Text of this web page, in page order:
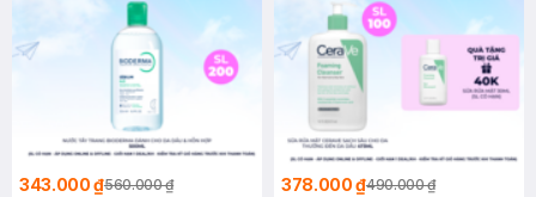
343.000 ₫560.000 ₫ 378.000 ₫490.000 ₫